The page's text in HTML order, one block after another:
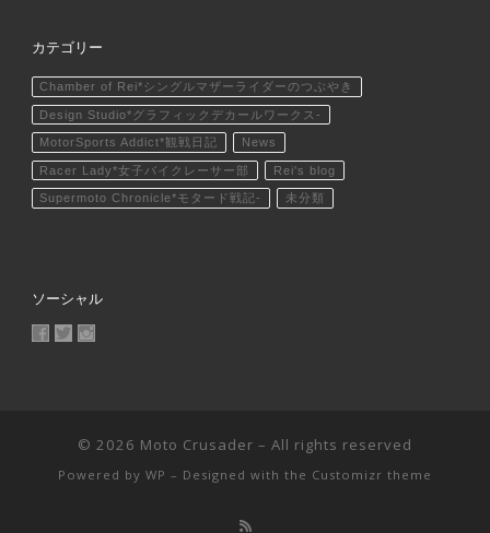
カテゴリー
Chamber of Rei*シングルマザーライダーのつぶやき
Design Studio*グラフィックデカールワークス-
MotorSports Addict*観戦日記 News
Racer Lady*女子バイクレーサー部 Rei's blog
Supermoto Chronicle*モタード戦記- 未分類
ソーシャル
MotoCrusader さんのプロフィールを Facebook で表示
@MotoCrusader さんのプロフィールを Twitter で表示
© 2026 Moto Crusader – All rights reserved
Powered by WP – Designed with the Customizr theme